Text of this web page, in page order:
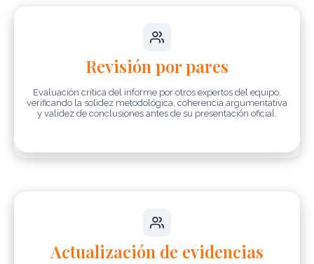
Revisión por pares
Evaluación crítica del informe por otros expertos del equipo,
verificando la solidez metodológica, coherencia argumentativa
y validez de conclusiones antes de su presentación oficial.
Actualización de evidencias